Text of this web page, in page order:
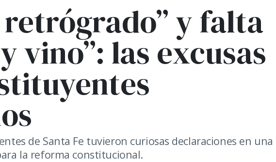
y falta
vino”: las excusas
de Santa Fe tuvieron curiosas declaraciones en una
la reforma constitucional.